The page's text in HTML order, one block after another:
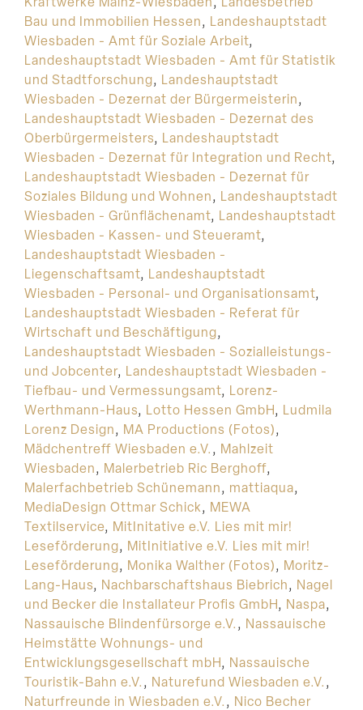
Bau und Immobilien Hessen, Landeshauptstadt
Wiesbaden - Amt für Soziale Arbeit,
Landeshauptstadt Wiesbaden - Amt für Statistik
und Stadtforschung, Landeshauptstadt
Wiesbaden - Dezernat der Bürgermeisterin,
Landeshauptstadt Wiesbaden - Dezernat des
Oberbürgermeisters, Landeshauptstadt
Wiesbaden - Dezernat für Integration und Recht,
Landeshauptstadt Wiesbaden - Dezernat für
Soziales Bildung und Wohnen, Landeshauptstadt
Wiesbaden - Grünflächenamt, Landeshauptstadt
Wiesbaden - Kassen- und Steueramt,
Landeshauptstadt Wiesbaden -
Liegenschaftsamt, Landeshauptstadt
Wiesbaden - Personal- und Organisationsamt,
Landeshauptstadt Wiesbaden - Referat für
Wirtschaft und Beschäftigung,
Landeshauptstadt Wiesbaden - Sozialleistungs-
und Jobcenter, Landeshauptstadt Wiesbaden -
Tiefbau- und Vermessungsamt, Lorenz-
Werthmann-Haus, Lotto Hessen GmbH, Ludmila
Lorenz Design, MA Productions (Fotos),
Mädchentreff Wiesbaden e.V., Mahlzeit
Wiesbaden, Malerbetrieb Ric Berghoff,
Malerfachbetrieb Schünemann, mattiaqua,
MediaDesign Ottmar Schick, MEWA
Textilservice, MitInitative e.V. Lies mit mir!
Leseförderung, MitInitiative e.V. Lies mit mir!
Leseförderung, Monika Walther (Fotos), Moritz-
Lang-Haus, Nachbarschaftshaus Biebrich, Nagel
und Becker die Installateur Profis GmbH, Naspa,
Nassauische Blindenfürsorge e.V., Nassauische
Heimstätte Wohnungs- und
Entwicklungsgesellschaft mbH, Nassauische
Touristik-Bahn e.V., Naturefund Wiesbaden e.V.,
Naturfreunde in Wiesbaden e.V., Nico Becher